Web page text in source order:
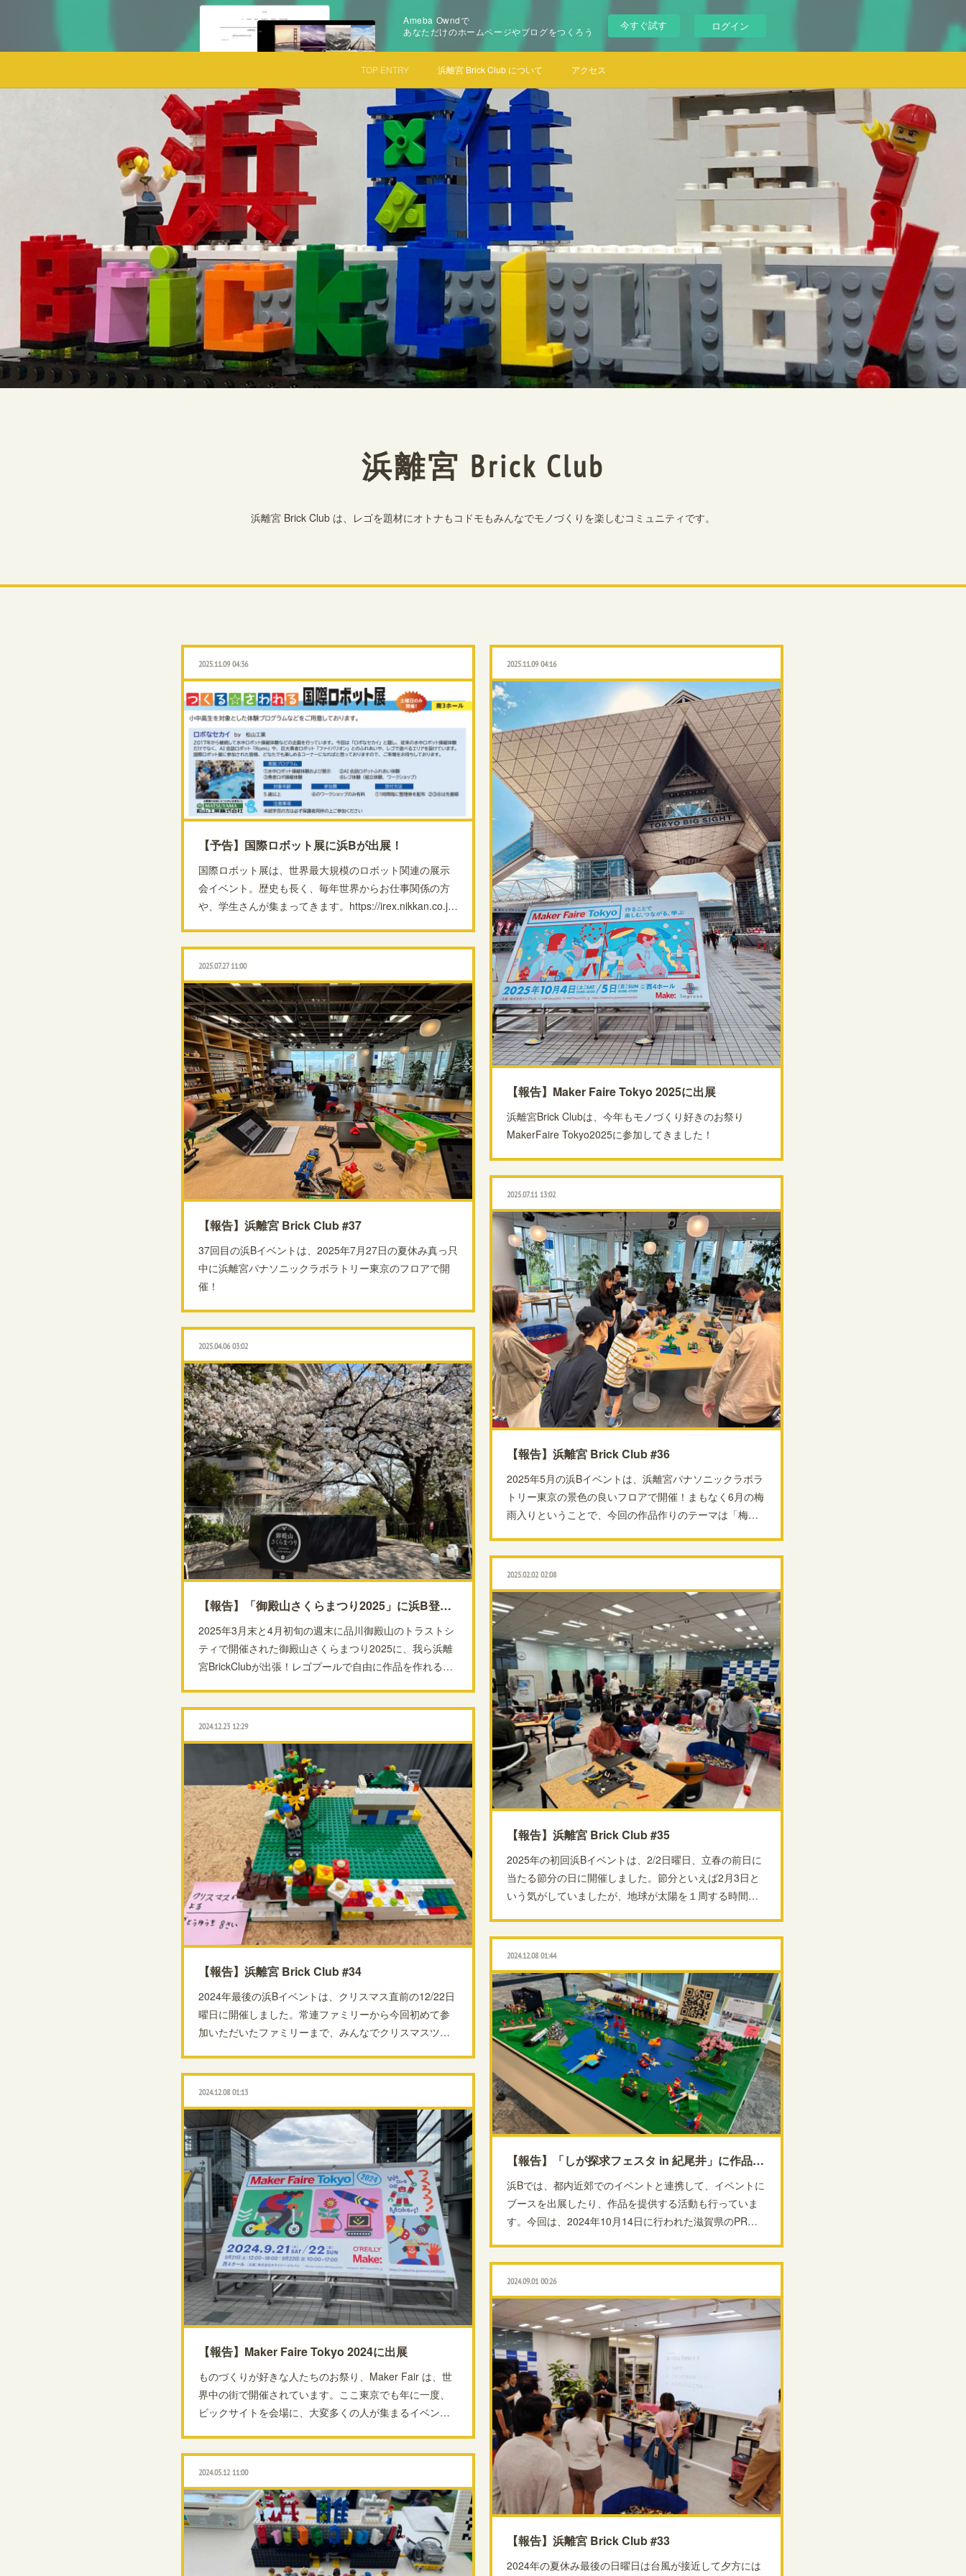
Ameba Owndで
あなただけのホームページやブログをつくろう
今すぐ試す ログイン
TOP ENTRY 浜離宮 Brick Club について アクセス
浜離宮 Brick Club
浜離宮 Brick Club は、レゴを題材にオトナもコドモもみんなでモノづくりを楽しむコミュニティです。
2025.11.09 04:36
【予告】国際ロボット展に浜Bが出展！
国際ロボット展は、世界最大規模のロボット関連の展示
会イベント。歴史も長く、毎年世界からお仕事関係の方
や、学生さんが集まってきます。https://irex.nikkan.co.j…
2025.11.09 04:16
【報告】Maker Faire Tokyo 2025に出展
浜離宮Brick Clubは、今年もモノづくり好きのお祭り
MakerFaire Tokyo2025に参加してきました！
2025.07.27 11:00
【報告】浜離宮 Brick Club #37
37回目の浜Bイベントは、2025年7月27日の夏休み真っ只
中に浜離宮パナソニックラボラトリー東京のフロアで開
催！
2025.07.11 13:02
【報告】浜離宮 Brick Club #36
2025年5月の浜Bイベントは、浜離宮パナソニックラボラ
トリー東京の景色の良いフロアで開催！まもなく6月の梅
雨入りということで、今回の作品作りのテーマは「梅…
2025.04.06 03:02
【報告】「御殿山さくらまつり2025」に浜B登場！
2025年3月末と4月初旬の週末に品川御殿山のトラストシ
ティで開催された御殿山さくらまつり2025に、我ら浜離
宮BrickClubが出張！レゴプールで自由に作品を作れる…
2025.02.02 02:08
【報告】浜離宮 Brick Club #35
2025年の初回浜Bイベントは、2/2日曜日、立春の前日に
当たる節分の日に開催しました。節分といえば2月3日と
いう気がしていましたが、地球が太陽を１周する時間…
2024.12.23 12:29
【報告】浜離宮 Brick Club #34
2024年最後の浜Bイベントは、クリスマス直前の12/22日
曜日に開催しました。常連ファミリーから今回初めて参
加いただいたファミリーまで、みんなでクリスマスツ…
2024.12.08 01:44
【報告】「しが探求フェスタ in 紀尾井」に作品を提供
浜Bでは、都内近郊でのイベントと連携して、イベントに
ブースを出展したり、作品を提供する活動も行っていま
す。今回は、2024年10月14日に行われた滋賀県のPR…
2024.12.08 01:13
【報告】Maker Faire Tokyo 2024に出展
ものづくりが好きな人たちのお祭り、Maker Fair は、世
界中の街で開催されています。ここ東京でも年に一度、
ビックサイトを会場に、大変多くの人が集まるイベン…
2024.09.01 00:26
【報告】浜離宮 Brick Club #33
2024年の夏休み最後の日曜日は台風が接近して夕方には
2024.05.12 11:00